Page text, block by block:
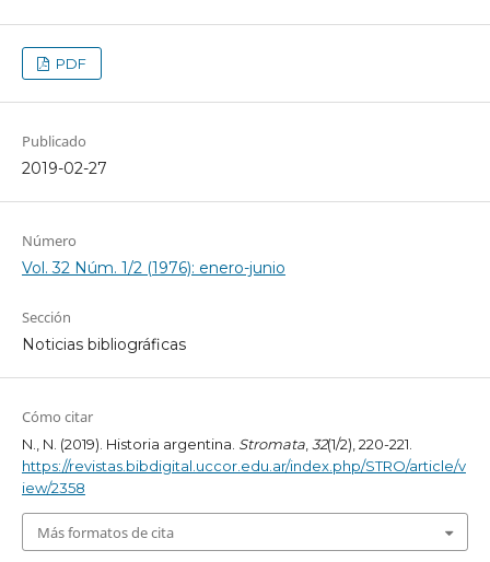
PDF
Publicado
2019-02-27
Número
Vol. 32 Núm. 1/2 (1976): enero-junio
Sección
Noticias bibliográficas
Cómo citar
N., N. (2019). Historia argentina. Stromata,32(1/2), 220-221.
https://revistas.bibdigital.uccor.edu.ar/index.php/STRO/article/v
iew/2358
Más formatos de cita